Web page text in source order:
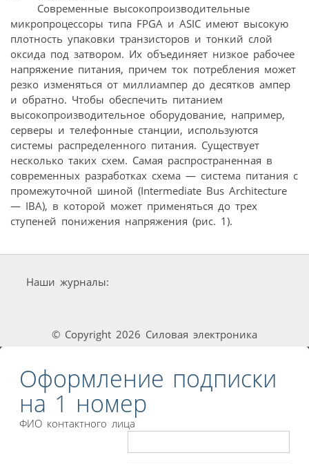
Современные высокопроизводительные
микропроцессоры типа FPGA и ASIC имеют высокую
плотность упаковки транзисторов и тонкий слой
оксида под затвором. Их объединяет низкое рабочее
напряжение питания, причем ток потребления может
резко изменяться от миллиампер до десятков ампер
и обратно. Чтобы обеспечить питанием
высокопроизводительное оборудование, например,
серверы и телефонные станции, используются
системы распределенного питания. Существует
несколько таких схем. Самая распространенная в
современных разработках схема — система питания с
промежуточной шиной (Intermediate Bus Architecture
— IBA), в которой может применяться до трех
ступеней понижения напряжения (рис. 1).
Наши журналы:
© Copyright 2026 Силовая электроника
Оформление подписки
на 1 номер
ФИО контактного лица